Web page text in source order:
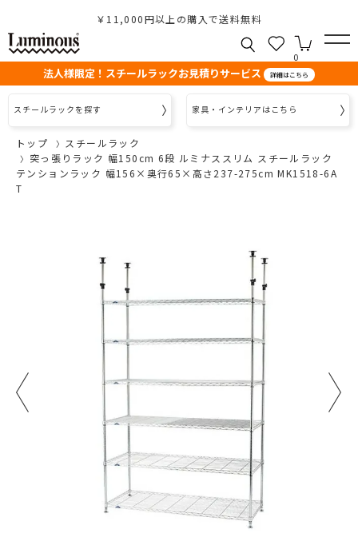
￥11,000円以上の購入で送料無料
0
法人様限定！スチールラックお見積りサービス 詳細はこちら
スチールラックを探す 家具・インテリアはこちら
トップ
スチールラック
突っ張りラック 幅150cm 6段 ルミナススリム スチールラック
テンションラック 幅156×奥行65×高さ237-275cm MK1518-6A
T